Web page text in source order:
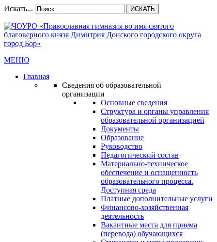
Искать... ИСКАТЬ
МЕНЮ
Главная
Сведения об образовательной
организации
Основные сведения
Структура и органы управления
образовательной организацией
Документы
Образование
Руководство
Педагогический состав
Материально-техническое
обеспечение и оснащенность
образовательного процесса.
Доступная среда
Платные дополнительные услуги
Финансово-хозяйственная
деятельность
Вакантные места для приема
(перевода) обучающихся